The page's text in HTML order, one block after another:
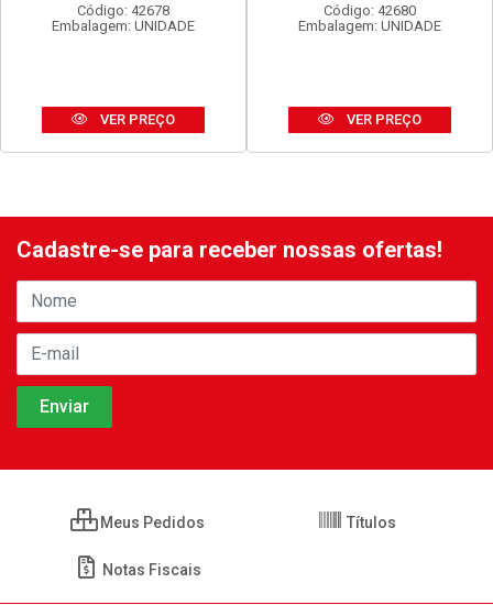
Código: 42678
Embalagem: UNIDADE
VER PREÇO
Código: 42680
Embalagem: UNIDADE
VER PREÇO
Cadastre-se para receber nossas ofertas!
Meus Pedidos Títulos
Notas Fiscais